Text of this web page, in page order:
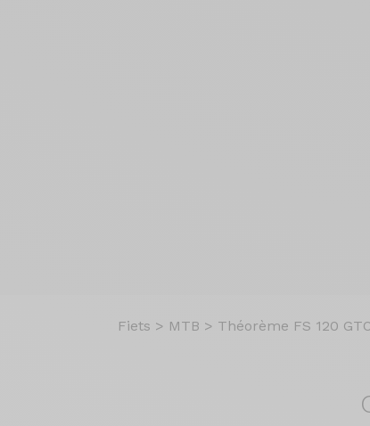
Fiets > MTB > Théorème FS 120